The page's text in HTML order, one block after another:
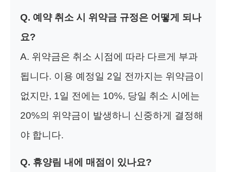
Q. 예약 취소 시 위약금 규정은 어떻게 되나
요?
A. 위약금은 취소 시점에 따라 다르게 부과
됩니다. 이용 예정일 2일 전까지는 위약금이
없지만, 1일 전에는 10%, 당일 취소 시에는
20%의 위약금이 발생하니 신중하게 결정해
야 합니다.
Q. 휴양림 내에 매점이 있나요?